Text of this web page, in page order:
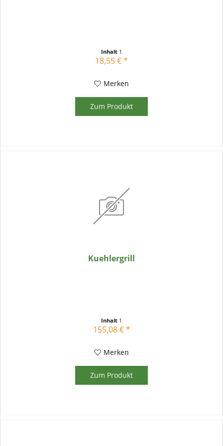
Inhalt 1
18,55 € *
Merken
Zum Produkt
Kuehlergrill
Inhalt 1
155,08 € *
Merken
Zum Produkt